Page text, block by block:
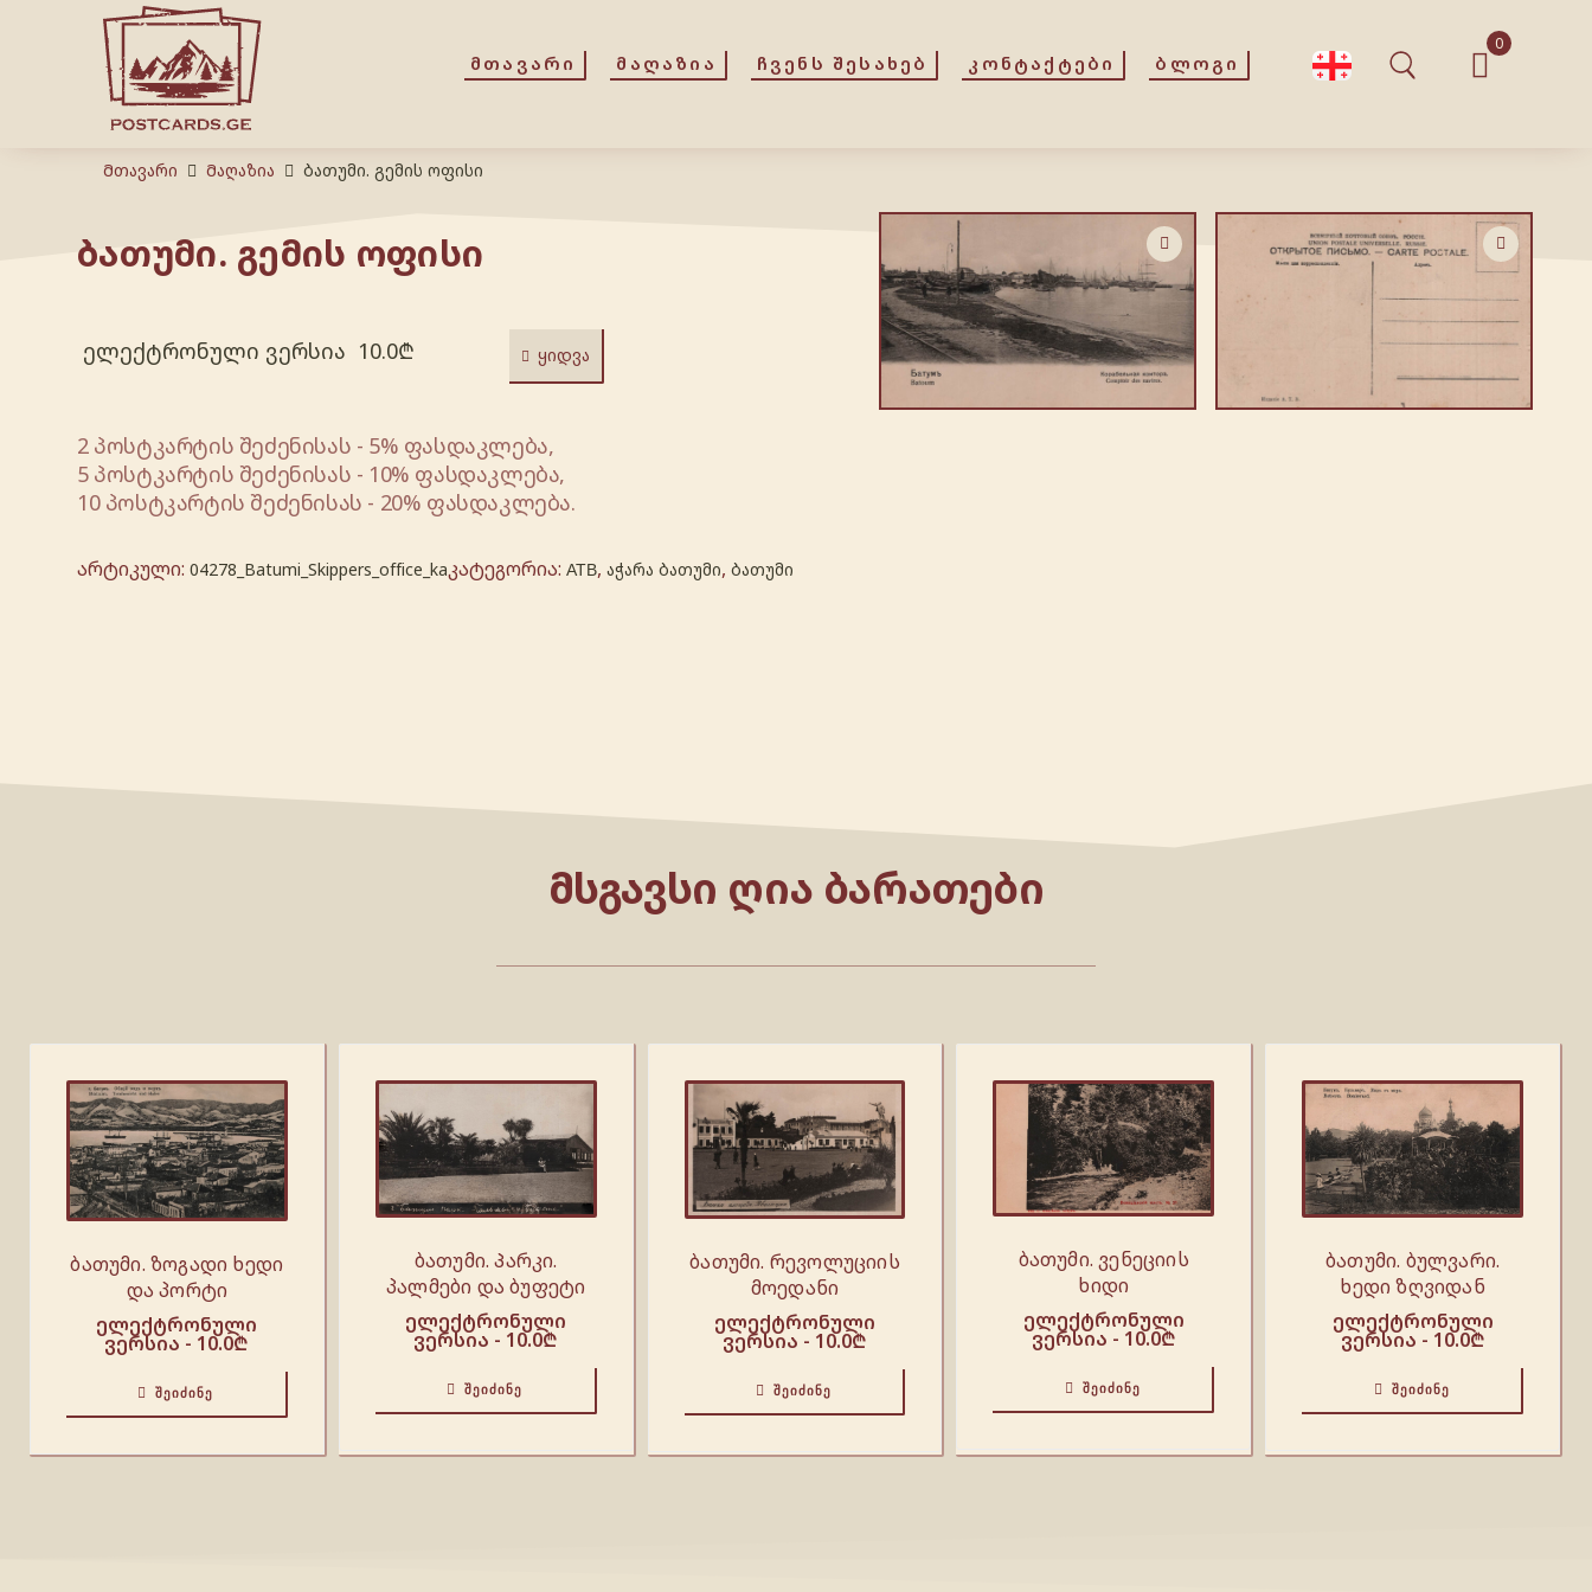
ᲛᲗᲐᲕᲐᲠᲘ ᲛᲐᲦᲐᲖᲘᲐ ᲩᲕᲔᲜᲡ ᲨᲔᲡᲐᲮᲔᲑ ᲙᲝᲜᲢᲐᲥᲢᲔᲑᲘ ᲑᲚᲝᲒᲘ
0
Მთავარი Მაღაზია ბათუმი. გემის ოფისი
ბათუმი. გემის ოფისი
ელექტრონული ვერსია 10.0₾ ᲧᲘᲓᲕᲐ
2 პოსტკარტის შეძენისას - 5% ფასდაკლება,
5 პოსტკარტის შეძენისას - 10% ფასდაკლება,
10 პოსტკარტის შეძენისას - 20% ფასდაკლება.
არტიკული: 04278_Batumi_Skippers_office_kaკატეგორია: АТВ, აჭარა ბათუმი, ბათუმი
ᲛᲡᲒᲐᲕᲡᲘ ᲦᲘᲐ ᲑᲐᲠᲐᲗᲔᲑᲘ
ბათუმი. ზოგადი ხედი
და პორტი
ელექტრონული
ვერსია - 10.0₾
ᲨᲔᲘᲫᲘᲜᲔ
ბათუმი. Პარკი.
პალმები და ბუფეტი
ელექტრონული
ვერსია - 10.0₾
ᲨᲔᲘᲫᲘᲜᲔ
ბათუმი. რევოლუციის
მოედანი
ელექტრონული
ვერსია - 10.0₾
ᲨᲔᲘᲫᲘᲜᲔ
ბათუმი. ვენეციის
ხიდი
ელექტრონული
ვერსია - 10.0₾
ᲨᲔᲘᲫᲘᲜᲔ
ბათუმი. ბულვარი.
ხედი ზღვიდან
ელექტრონული
ვერსია - 10.0₾
ᲨᲔᲘᲫᲘᲜᲔ